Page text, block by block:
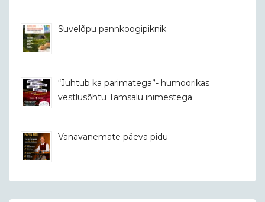
Suvelõpu pannkoogipiknik
“Juhtub ka parimatega”- humoorikas
vestlusõhtu Tamsalu inimestega
Vanavanemate päeva pidu